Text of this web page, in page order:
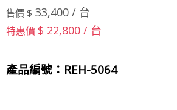
售價 $ 33,400 / 台
特惠價 $ 22,800 / 台
產品編號：REH-5064